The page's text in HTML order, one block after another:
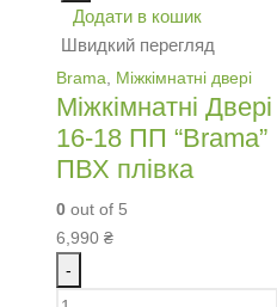
Додати в кошик
Швидкий перегляд
Brama, Міжкімнатні двері
Міжкімнатні Двері
16-18 ПП “Brama”
ПВХ плівка
0 out of 5
6,990 ₴
-